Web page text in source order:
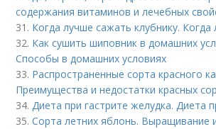
содержания витаминов и лечебных
31. Когда лучше сажать клубнику.
32. Как сушить шиповник в домашних
Способы в домашних условиях
33. Распространенные сорта красного
Преимущества и недостатки красных
34.Диета при гастрите желудка. Диета
35.Сорта летних яблонь. Выращивание